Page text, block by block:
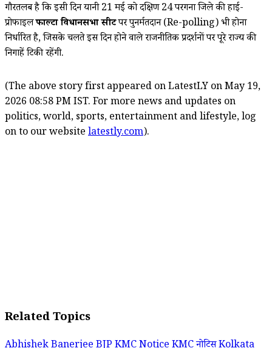
गौरतलब है कि इसी दिन यानी 21 मई को दक्षिण 24 परगना जिले की हाई-
प्रोफाइलफाल्टा विधानसभा सीटपर पुनर्मतदान (Re-polling) भी होना
निर्धारित है, जिसके चलते इस दिन होने वाले राजनीतिक प्रदर्शनों पर पूरे राज्य की
निगाहें टिकी रहेंगी.
(The above story first appeared on LatestLY on May 19,
2026 08:58 PM IST. For more news and updates on
politics, world, sports, entertainment and lifestyle, log
on to our website latestly.com).
Related Topics